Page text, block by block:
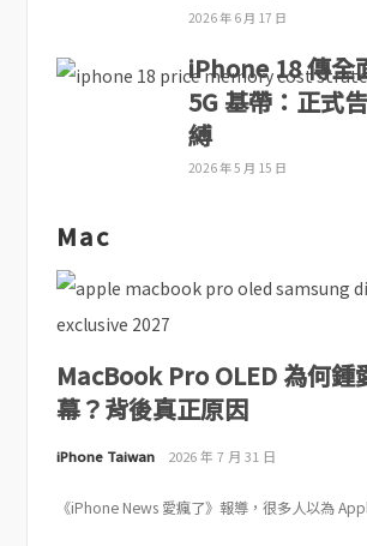
2026 年 6 月 17 日
iPhone 18 傳全
5G 基帶：正式
縛
2026 年 5 月 15 日
Mac
MacBook Pro OLED 為何鍾
幕？背後真正原因
iPhone Taiwan 2026 年 7 月 31 日
《iPhone News 愛瘋了》報導，很多人以為